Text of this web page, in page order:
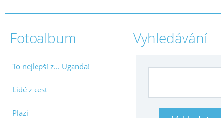
Fotoalbum
To nejlepší z... Uganda!
Lidé z cest
Plazi
Vyhledávání